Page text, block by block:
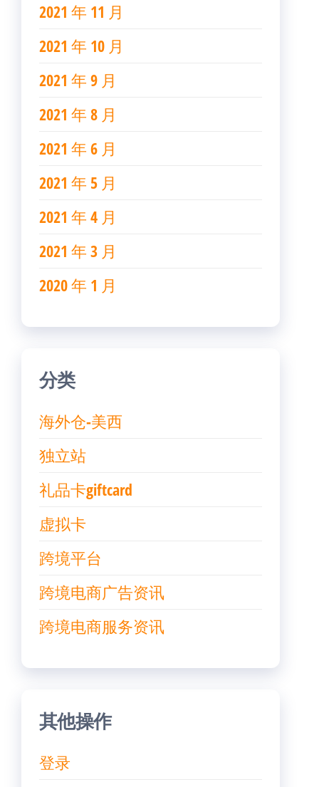
2021 年 11 月
2021 年 10 月
2021 年 9 月
2021 年 8 月
2021 年 6 月
2021 年 5 月
2021 年 4 月
2021 年 3 月
2020 年 1 月
分类
海外仓-美西
独立站
礼品卡giftcard
虚拟卡
跨境平台
跨境电商广告资讯
跨境电商服务资讯
其他操作
登录